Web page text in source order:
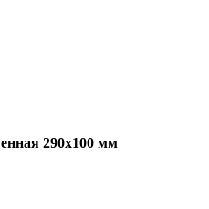
290х100 мм